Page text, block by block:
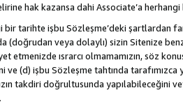
hak kazansa dahi Associate’a
tarihte işbu Sözleşme’deki şartlardan
(doğrudan veya dolaylı) sizin Sitenize
etmenizde ısrarcı olmamamızın, söz
(d) işbu Sözleşme tahtında
takdiri doğrultusunda yapılabileceğini